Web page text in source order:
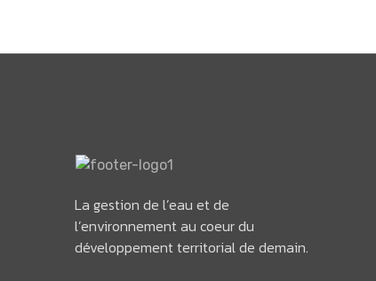
La gestion de l’eau et de
l’environnement au coeur du
développement territorial de demain.